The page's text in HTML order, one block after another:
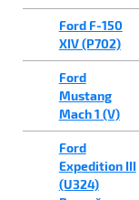
Ford F-150
XIV (P702)
Ford
Mustang
Mach 1 (V)
Ford
Expedition III
(U324)